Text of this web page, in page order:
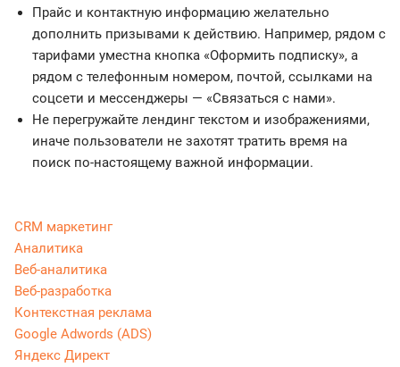
Прайс и контактную информацию желательно
дополнить призывами к действию. Например, рядом с
тарифами уместна кнопка «Оформить подписку», а
рядом с телефонным номером, почтой, ссылками на
соцсети и мессенджеры — «Связаться с нами».
Не перегружайте лендинг текстом и изображениями,
иначе пользователи не захотят тратить время на
поиск по-настоящему важной информации.
CRM маркетинг
Аналитика
Веб-аналитика
Веб-разработка
Контекстная реклама
Google Adwords (ADS)
Яндекс Директ